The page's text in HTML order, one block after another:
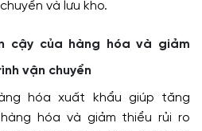
và lưu kho.
cậy của hàng hóa và giảm
vận chuyển
hóa xuất khẩu giúp tăng
hóa và giảm thiểu rủi ro